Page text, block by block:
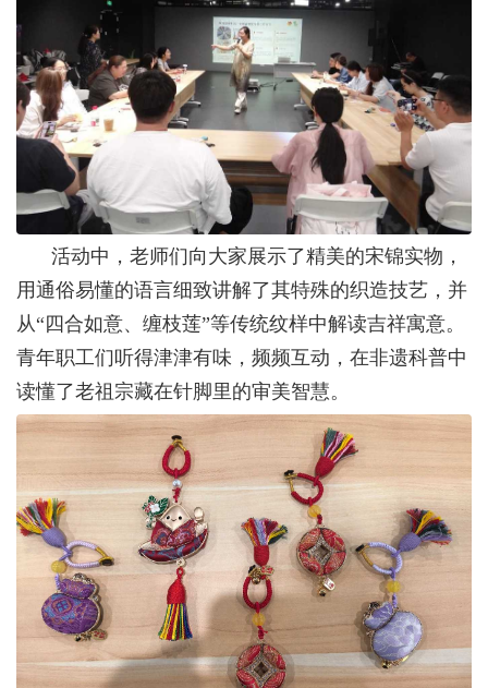
活动中，老师们向大家展示了精美的宋锦实物，
用通俗易懂的语言细致讲解了其特殊的织造技艺，并
从“四合如意、缠枝莲”等传统纹样中解读吉祥寓意。
青年职工们听得津津有味，频频互动，在非遗科普中
读懂了老祖宗藏在针脚里的审美智慧。